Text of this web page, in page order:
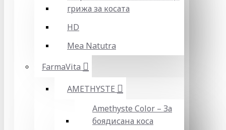
грижа за косата
HD
Mea Natutra
FarmaVita
AMETHYSTE
Amethyste Color – За
боядисана коса